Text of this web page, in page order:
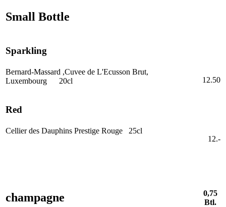
Small Bottle
Sparkling
Bernard-Massard ,Cuvee de L'Ecusson Brut,
Luxembourg 20cl
12.50
Red
Cellier des Dauphins Prestige Rouge 25cl
12.-
champagne
0,75
Btl.